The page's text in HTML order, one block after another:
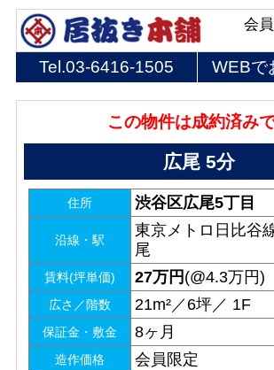
会
Tel.03-6416-1505 WEBで
この物件は成約済み
広尾 5分
住所 渋谷区広尾5丁目
沿線・駅
東京メトロ日比谷
尾
賃料(坪単価) 27万円 (@4.3万円)
広さ／階数 21m²／6坪／ 1F
保証金・敷金 8ヶ月
造作価格 会員限定